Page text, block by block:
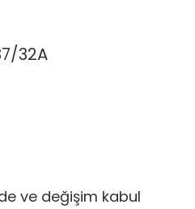
32A
ve değişim kabul